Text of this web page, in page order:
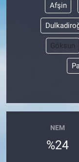
Afşin
Göksun
NEM
%24